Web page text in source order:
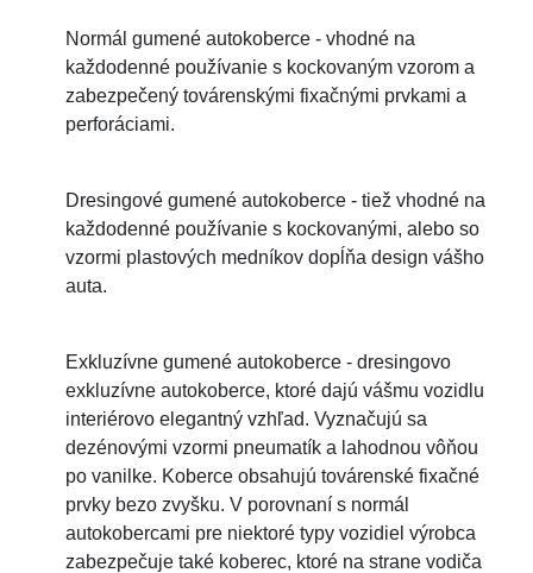
Normál gumené autokoberce - vhodné na
každodenné používanie s kockovaným vzorom a
zabezpečený továrenskými fixačnými prvkami a
perforáciami.
Dresingové gumené autokoberce - tiež vhodné na
každodenné používanie s kockovanými, alebo so
vzormi plastových medníkov dopĺňa design vášho
auta.
Exkluzívne gumené autokoberce - dresingovo
exkluzívne autokoberce, ktoré dajú vášmu vozidlu
interiérovo elegantný vzhľad. Vyznačujú sa
dezénovými vzormi pneumatík a lahodnou vôňou
po vanilke. Koberce obsahujú továrenské fixačné
prvky bezo zvyšku. V porovnaní s normál
autokobercami pre niektoré typy vozidiel výrobca
zabezpečuje také koberec, ktoré na strane vodiča